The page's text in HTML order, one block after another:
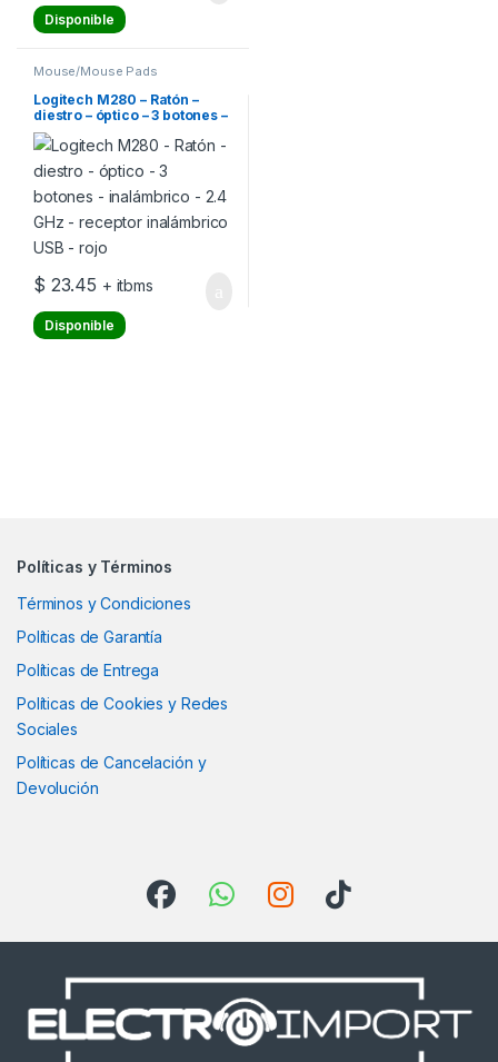
Disponible
Mouse/Mouse Pads
Logitech M280 – Ratón –
diestro – óptico – 3 botones –
inalámbrico – 2.4 GHz –
receptor inalámbrico USB –
rojo
$ 23.45 + itbms
Disponible
Políticas y Términos
Términos y Condiciones
Políticas de Garantía
Políticas de Entrega
Políticas de Cookies y Redes
Sociales
Políticas de Cancelación y
Devolución